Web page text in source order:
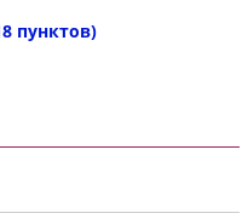
пунктов)